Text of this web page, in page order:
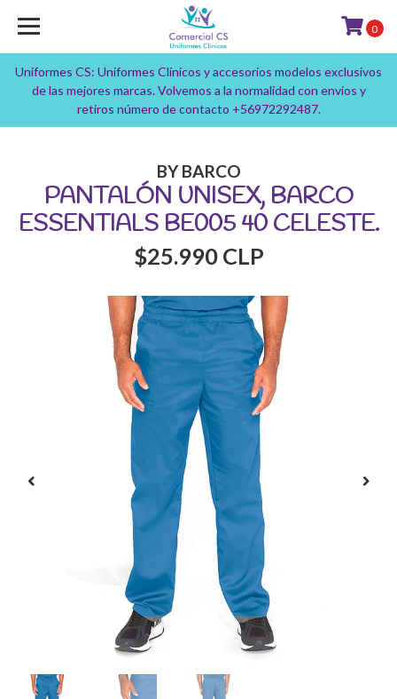
Uniformes CS: Uniformes Clínicos y accesorios modelos exclusivos
de las mejores marcas. Volvemos a la normalidad con envíos y
retiros número de contacto +56972292487.
0
BY BARCO
PANTALÓN UNISEX, BARCO
ESSENTIALS BE005 40 CELESTE.
$25.990 CLP